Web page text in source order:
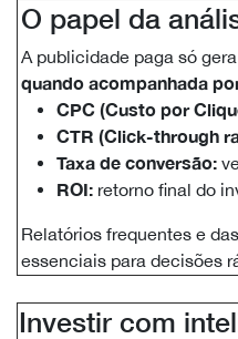
O papel da
A publicidade paga só
quando acompanhada
CPC (Custo por
CTR (Click-through
Taxa de conversão:
ROI: retorno final do
Relatórios frequentes e
essenciais para decisões
Investir com